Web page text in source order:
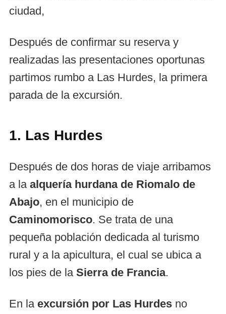
ciudad,
Después de confirmar su reserva y
realizadas las presentaciones oportunas
partimos rumbo a Las Hurdes, la primera
parada de la excursión.
1. Las Hurdes
Después de dos horas de viaje arribamos
a la alquería hurdana de Riomalo de
Abajo, en el municipio de
Caminomorisco. Se trata de una
pequeña población dedicada al turismo
rural y a la apicultura, el cual se ubica a
los pies de la Sierra de Francia.
En la excursión por Las Hurdes no